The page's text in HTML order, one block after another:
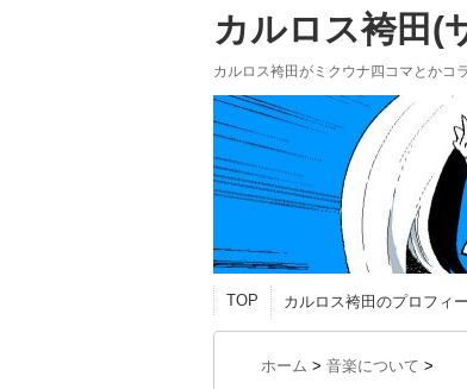
カルロス袴田(
カルロス袴田がミクウナ四コマとかコ
TOP カルロス袴田のプロフィ
ホーム > 音楽について >